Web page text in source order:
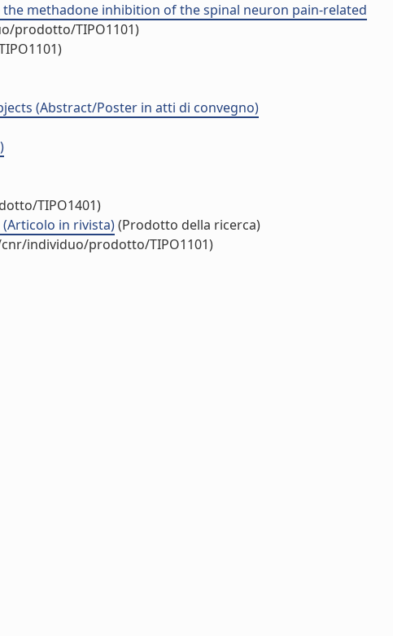
methadone inhibition of the spinal neuron pain-related
prodotto/TIPO1101)
(Abstract/Poster in atti di convegno)
TIPO1401)
in rivista)(Prodotto della ricerca)
individuo/prodotto/TIPO1101)